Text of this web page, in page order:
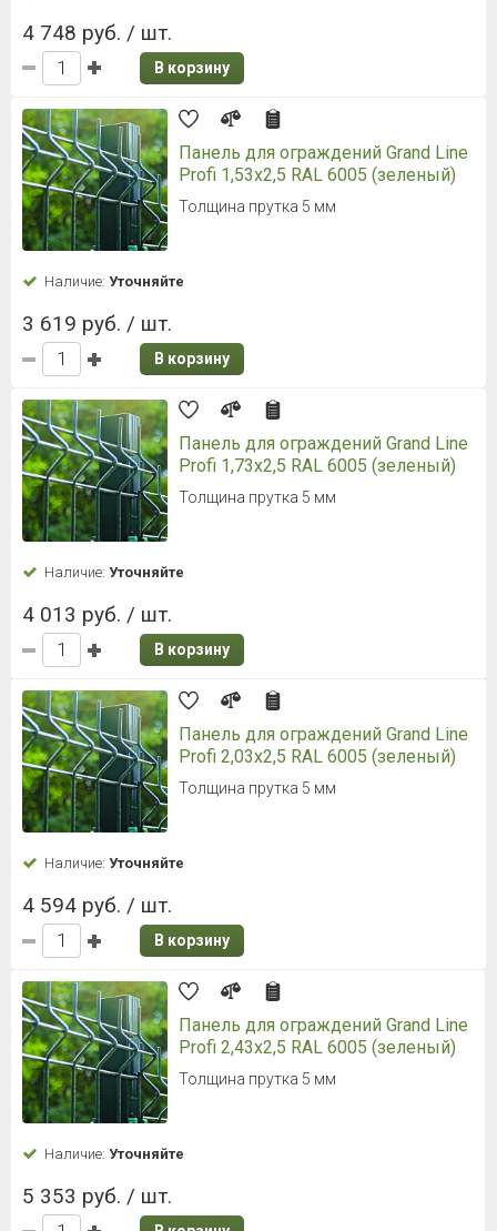
4 748 руб. / шт.
В корзину
Панель для ограждений Grand Line
Profi 1,53x2,5 RAL 6005 (зеленый)
Толщина прутка 5 мм
Наличие: Уточняйте
3 619 руб. / шт.
В корзину
Панель для ограждений Grand Line
Profi 1,73x2,5 RAL 6005 (зеленый)
Толщина прутка 5 мм
Наличие: Уточняйте
4 013 руб. / шт.
В корзину
Панель для ограждений Grand Line
Profi 2,03x2,5 RAL 6005 (зеленый)
Толщина прутка 5 мм
Наличие: Уточняйте
4 594 руб. / шт.
В корзину
Панель для ограждений Grand Line
Profi 2,43x2,5 RAL 6005 (зеленый)
Толщина прутка 5 мм
Наличие: Уточняйте
5 353 руб. / шт.